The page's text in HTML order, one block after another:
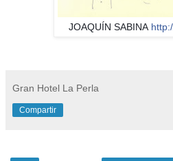
JOAQUÍN SABINA
Gran Hotel La Perla
Compartir